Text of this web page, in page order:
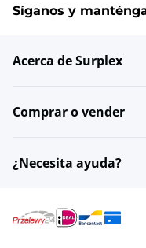
Síganos y
Acerca de Surplex
Comprar o vender
¿Necesita ayuda?